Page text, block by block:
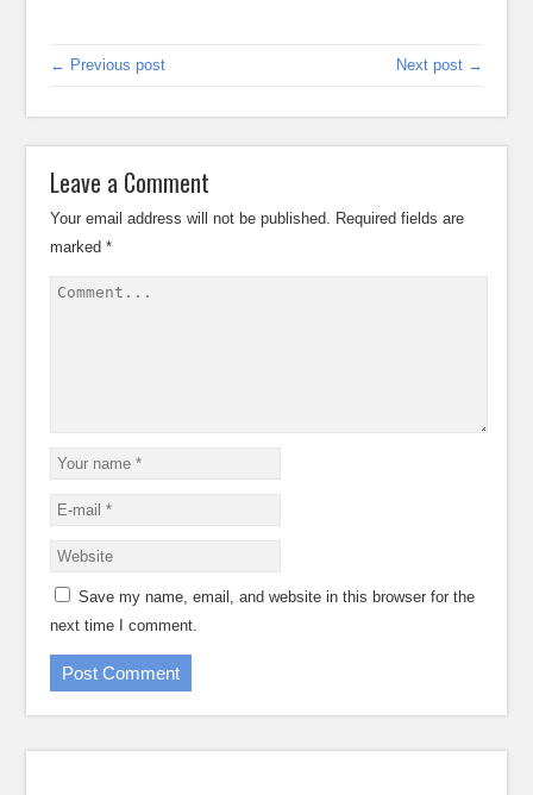
← Previous post Next post →
Leave a Comment
Your email address will not be published. Required fields are
marked*
Save my name, email, and website in this browser for the
next time I comment.